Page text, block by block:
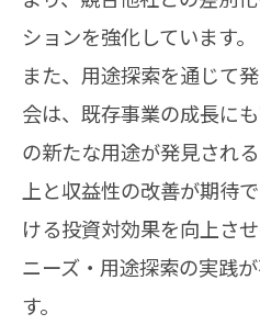
ションを強化しています。
また、用途探索を通じて
会は、既存事業の成長に
の新たな用途が発見され
上と収益性の改善が期待
ける投資対効果を向上さ
ニーズ・用途探索の実践
す。